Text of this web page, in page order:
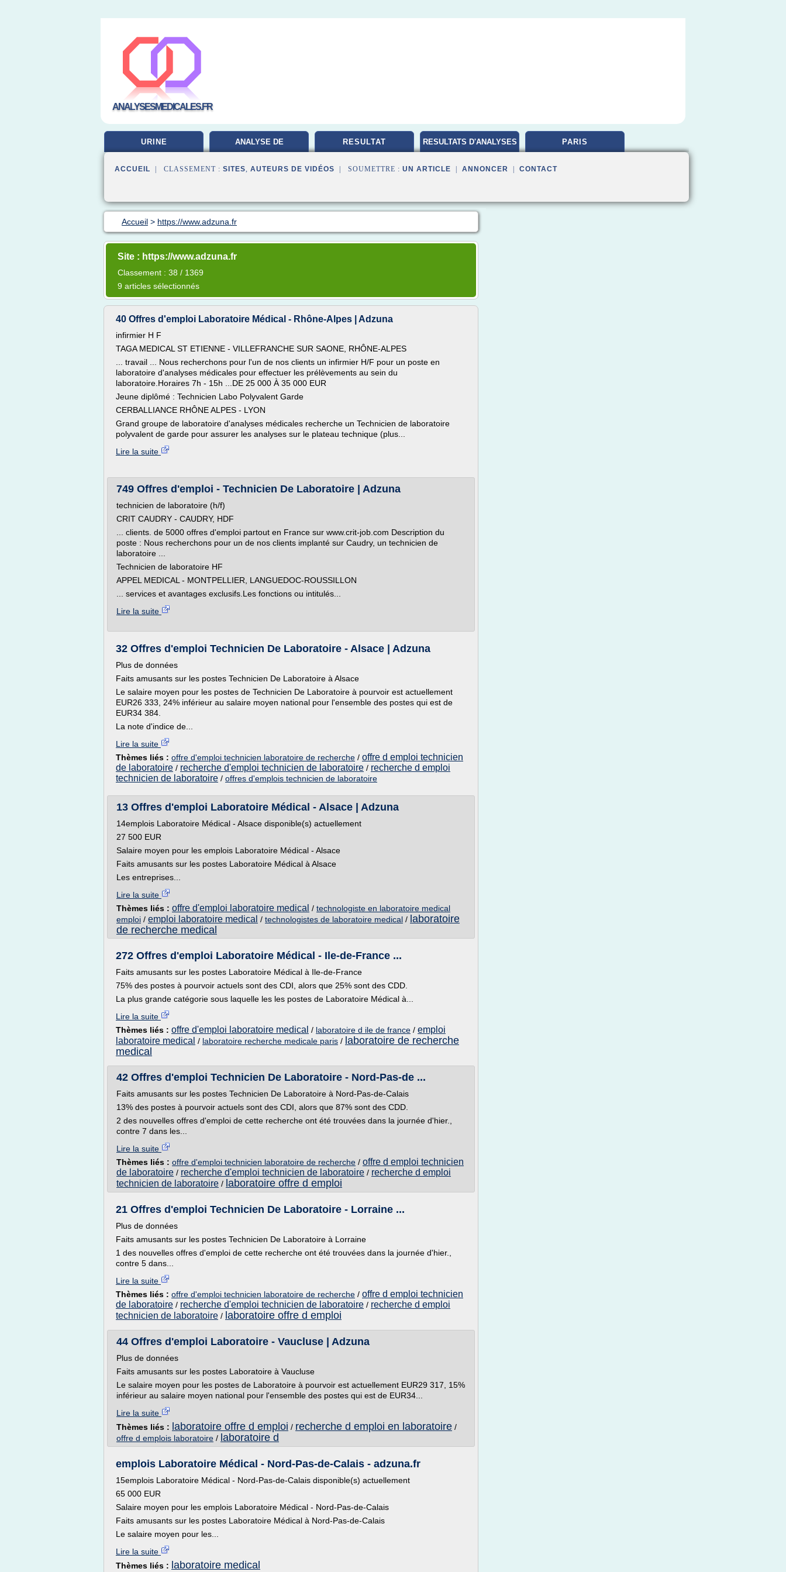
ANALYSESMEDICALES.FR
URINE ANALYSE DE RESULTAT RESULTATS D'ANALYSES PARIS
ACCUEIL | CLASSEMENT : SITES, AUTEURS DE VIDÉOS | SOUMETTRE : UN ARTICLE ANNONCER CONTACT
Accueil > https://www.adzuna.fr
Site : https://www.adzuna.fr
Classement : 38 / 1369
9 articles sélectionnés
40 Offres d'emploi Laboratoire Médical - Rhône-Alpes | Adzuna
infirmier H F
TAGA MEDICAL ST ETIENNE - VILLEFRANCHE SUR SAONE, RHÔNE-ALPES
... travail ... Nous recherchons pour l'un de nos clients un infirmier H/F pour un poste en
laboratoire d'analyses médicales pour effectuer les prélèvements au sein du
laboratoire.Horaires 7h - 15h ...DE 25 000 À 35 000 EUR
Jeune diplômé : Technicien Labo Polyvalent Garde
CERBALLIANCE RHÔNE ALPES - LYON
Grand groupe de laboratoire d'analyses médicales recherche un Technicien de laboratoire
polyvalent de garde pour assurer les analyses sur le plateau technique (plus...
Lire la suite
749 Offres d'emploi - Technicien De Laboratoire | Adzuna
technicien de laboratoire (h/f)
CRIT CAUDRY - CAUDRY, HDF
... clients. de 5000 offres d'emploi partout en France sur www.crit-job.com Description du
poste : Nous recherchons pour un de nos clients implanté sur Caudry, un technicien de
laboratoire ...
Technicien de laboratoire HF
APPEL MEDICAL - MONTPELLIER, LANGUEDOC-ROUSSILLON
... services et avantages exclusifs.Les fonctions ou intitulés...
Lire la suite
32 Offres d'emploi Technicien De Laboratoire - Alsace | Adzuna
Plus de données
Faits amusants sur les postes Technicien De Laboratoire à Alsace
Le salaire moyen pour les postes de Technicien De Laboratoire à pourvoir est actuellement
EUR26 333, 24% inférieur au salaire moyen national pour l'ensemble des postes qui est de
EUR34 384.
La note d'indice de...
Lire la suite
Thèmes liés : offre d'emploi technicien laboratoire de recherche / offre d emploi technicien
de laboratoire / recherche d'emploi technicien de laboratoire / recherche d emploi
technicien de laboratoire / offres d'emplois technicien de laboratoire
13 Offres d'emploi Laboratoire Médical - Alsace | Adzuna
14emplois Laboratoire Médical - Alsace disponible(s) actuellement
27 500 EUR
Salaire moyen pour les emplois Laboratoire Médical - Alsace
Faits amusants sur les postes Laboratoire Médical à Alsace
Les entreprises...
Lire la suite
Thèmes liés : offre d'emploi laboratoire medical / technologiste en laboratoire medical
emploi / emploi laboratoire medical / technologistes de laboratoire medical / laboratoire
de recherche medical
272 Offres d'emploi Laboratoire Médical - Ile-de-France ...
Faits amusants sur les postes Laboratoire Médical à Ile-de-France
75% des postes à pourvoir actuels sont des CDI, alors que 25% sont des CDD.
La plus grande catégorie sous laquelle les les postes de Laboratoire Médical à...
Lire la suite
Thèmes liés : offre d'emploi laboratoire medical / laboratoire d ile de france / emploi
laboratoire medical / laboratoire recherche medicale paris / laboratoire de recherche
medical
42 Offres d'emploi Technicien De Laboratoire - Nord-Pas-de ...
Faits amusants sur les postes Technicien De Laboratoire à Nord-Pas-de-Calais
13% des postes à pourvoir actuels sont des CDI, alors que 87% sont des CDD.
2 des nouvelles offres d'emploi de cette recherche ont été trouvées dans la journée d'hier.,
contre 7 dans les...
Lire la suite
Thèmes liés : offre d'emploi technicien laboratoire de recherche / offre d emploi technicien
de laboratoire / recherche d'emploi technicien de laboratoire / recherche d emploi
technicien de laboratoire / laboratoire offre d emploi
21 Offres d'emploi Technicien De Laboratoire - Lorraine ...
Plus de données
Faits amusants sur les postes Technicien De Laboratoire à Lorraine
1 des nouvelles offres d'emploi de cette recherche ont été trouvées dans la journée d'hier.,
contre 5 dans...
Lire la suite
Thèmes liés : offre d'emploi technicien laboratoire de recherche / offre d emploi technicien
de laboratoire / recherche d'emploi technicien de laboratoire / recherche d emploi
technicien de laboratoire / laboratoire offre d emploi
44 Offres d'emploi Laboratoire - Vaucluse | Adzuna
Plus de données
Faits amusants sur les postes Laboratoire à Vaucluse
Le salaire moyen pour les postes de Laboratoire à pourvoir est actuellement EUR29 317, 15%
inférieur au salaire moyen national pour l'ensemble des postes qui est de EUR34...
Lire la suite
Thèmes liés : laboratoire offre d emploi / recherche d emploi en laboratoire /
offre d emplois laboratoire / laboratoire d
emplois Laboratoire Médical - Nord-Pas-de-Calais - adzuna.fr
15emplois Laboratoire Médical - Nord-Pas-de-Calais disponible(s) actuellement
65 000 EUR
Salaire moyen pour les emplois Laboratoire Médical - Nord-Pas-de-Calais
Faits amusants sur les postes Laboratoire Médical à Nord-Pas-de-Calais
Le salaire moyen pour les...
Lire la suite
Thèmes liés : laboratoire medical